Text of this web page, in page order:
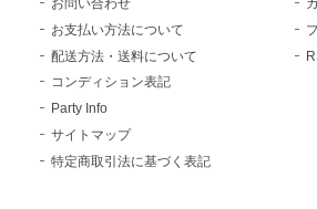
お支払い方法について
配送方法・送料について
コンディション表記
Party Info
サイトマップ
特定商取引法に基づく表記